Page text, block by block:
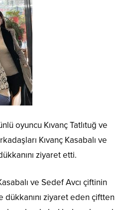
oyuncu Kıvanç Tatlıtuğ ve
Kıvanç Kasabalı ve
ziyaret etti.
ve Sedef Avcı çiftinin
dükkanını ziyaret eden çiftten